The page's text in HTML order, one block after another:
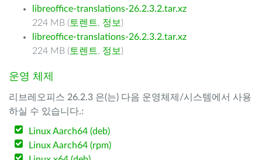
libreoffice-translations-26.2.3.2.tar.xz
224 MB ( 토렌트, 정보 )
libreoffice-translations-26.2.3.2.tar.xz
224 MB ( 토렌트, 정보 )
운영 체제
리브레오피스 26.2.3 은(는) 다음 운영체제/시스템에서 사용
하실 수 있습니다.:
Linux Aarch64 (deb)
Linux Aarch64 (rpm)